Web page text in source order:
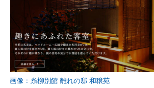
画像：糸柳別館 離れの邸 和穣苑